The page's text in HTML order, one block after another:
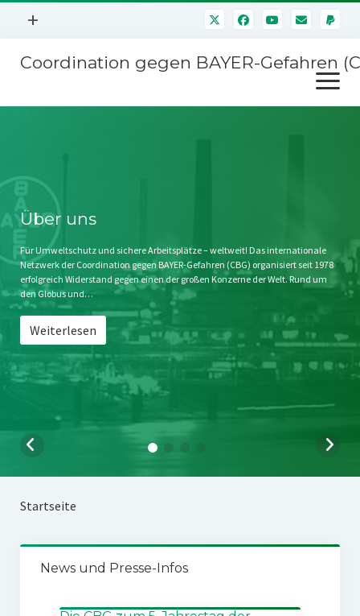
Menü
+
Mitmachen
Kontakt
Impressum
Störfälle
Coordination gegen BAYER-Gefahren
Menü
öffnen
Stichwort BAYER
Jahrestagung
SPENDEN
Über uns
Für Umweltschutz und sichere Arbeitsplätze – weltweit! Das internationale
Netzwerk der Coordination gegen BAYER-Gefahren (CBG) organisiert seit 1978
erfolgreich Widerstand gegen einen der großen Konzerne der Welt. Rund um
den Globus und…
Weiterlesen
Startseite
News und Presse-Infos